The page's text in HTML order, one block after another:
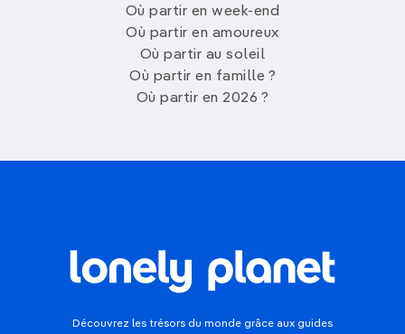
Où partir en week-end
Où partir en amoureux
Où partir au soleil
Où partir en famille ?
Où partir en 2026 ?
Découvrez les trésors du monde grâce aux guides